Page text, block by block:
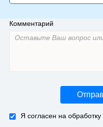
Комментарий
Я согласен на обработку